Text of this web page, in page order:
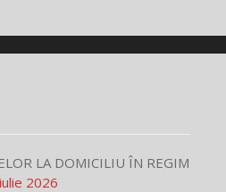
LA DOMICILIU ÎN REGIM
2026